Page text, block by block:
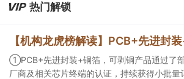
热门解锁
①PCB+先进封装+铜箔，可剥铜产品通过了
厂商及相关芯片终端的认证，持续获得小批量